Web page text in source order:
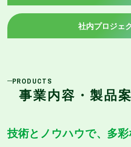
社内プロジェ
PRODUCTS
事業内容・製品
技術とノウハウで、 多彩